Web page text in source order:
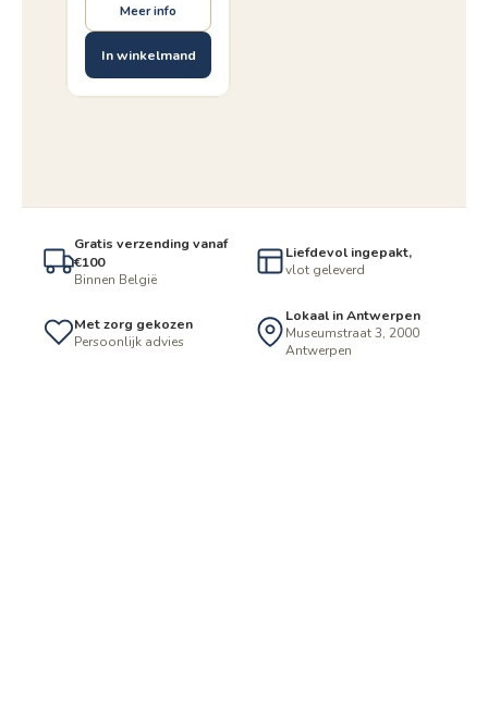
Meer info
In winkelmand
Gratis verzending vanaf
€100
Binnen België
Liefdevol ingepakt,
vlot geleverd
Met zorg gekozen
Persoonlijk advies
Lokaal in Antwerpen
Museumstraat 3, 2000
Antwerpen